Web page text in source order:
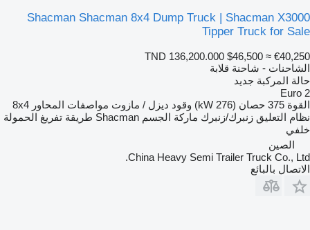
Shacman Shacman 8x4 Dump Truck | Shacman X3000
Tipper Truck for Sale
TND 136,200.000 $46,500 ≈ €40,250
الشاحنات - شاحنة قلابة
حالة المركبة جديد
Euro 2
القوة 375 حصان (276 kW) وقود ديزل / مازوت مواصفات المحاور 8x4
نظام التعليق زنبرك/زنبرك ماركة الجسم Shacman طريقة تفريغ الحمولة
خلفي
الصين
China Heavy Semi Trailer Truck Co., Ltd.
الاتصال بالبائع